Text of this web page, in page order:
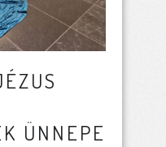
ÜNNEPE